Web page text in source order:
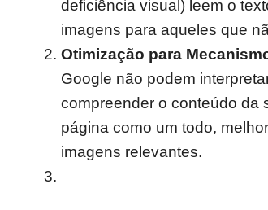
deficiência visual) leem o
imagens para aqueles que
Otimização para
Google não podem
compreender o conteúdo da
página como um todo,
imagens relevantes.